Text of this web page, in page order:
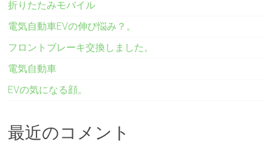
折りたたみモバイル
電気自動車EVの伸び悩み？。
フロントブレーキ交換しました。
電気自動車
EVの気になる顔。
最近のコメント